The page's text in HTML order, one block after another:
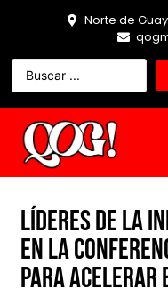
Norte de
Líderes de la
en la
para